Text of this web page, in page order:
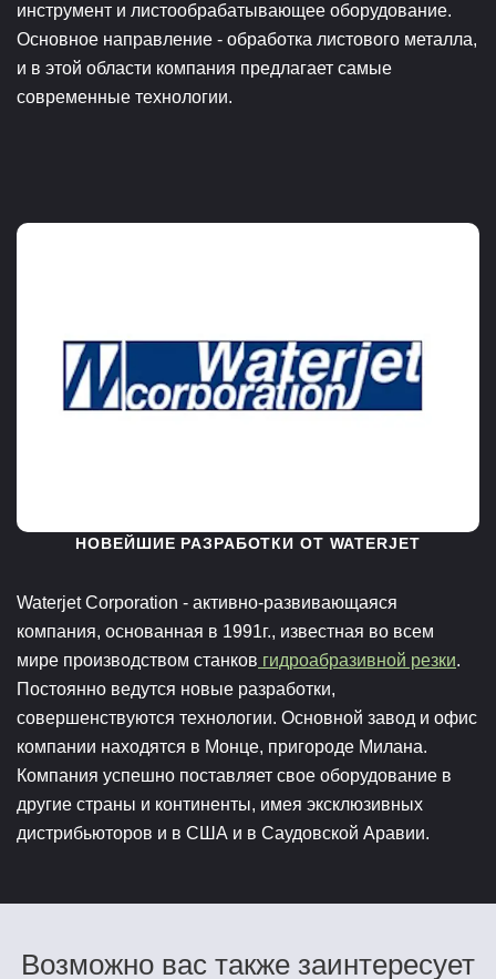
инструмент и листообрабатывающее оборудование.
Основное направление - обработка листового металла,
и в этой области компания предлагает самые
современные технологии.
НОВЕЙШИЕ РАЗРАБОТКИ ОТ WATERJET
Waterjet Corporation - активно-развивающаяся
компания, основанная в 1991г., известная во всем
мире производством станков гидроабразивной резки.
Постоянно ведутся новые разработки,
совершенствуются технологии. Основной завод и офис
компании находятся в Монце, пригороде Милана.
Компания успешно поставляет свое оборудование в
другие страны и континенты, имея эксклюзивных
дистрибьюторов и в США и в Саудовской Аравии.
Возможно вас также заинтересует